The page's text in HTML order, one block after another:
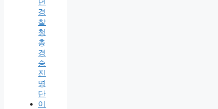
경
찰
청
총
경
승
진
명
단
이